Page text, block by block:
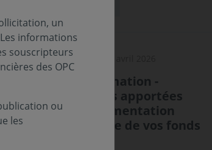
VIE DES FONDS
Note d'information -
Modifications apportées
dans la documentation
réglementaire de vos fonds
un
informations
souscripteurs
des OPC
ou
les